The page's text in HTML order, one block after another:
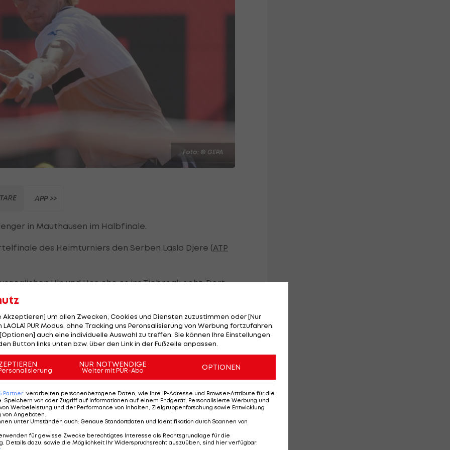
Foto: © GEPA
APP >>
in Mauthausen im Halbfinale.
des Heimturniers den Serben Laslo Djere (ATP
Hin und Her, ehe es ins Tiebreak geht. Dort
Nervenschlacht gibt dem ÖTV-Star scheinbar
Satz
in den zweiten Satz. Doch dem ehemaligen Top-
Re-Break.
Stand von 3:3 nimmt der ÖTV-Spieler dem Serben
daraufhin gebrochen und so holt sich Neumayer auch
Akzeptieren] um allen Zwecken, Cookies und Diensten zuzustimmen oder [Nur
PUR Modus, ohne Tracking uns Peronsalisierung von Werbung fortzufahren.
auch eine individuelle Auswahl zu treffen. Sie können Ihre Einstellungen
Button links unten bzw. über den Link in der Fußzeile anpassen.
NUR NOTWENDIGE
Weiter mit PUR-Abo OPTIONEN
Partner verarbeiten personenbezogene Daten, wie Ihre IP-Adresse und Browser-Attribute für die
: Speichern von oder Zugriff auf Informationen auf einem Endgerät; Personalisierte Werbung und
Werbeleistung und der Performance von Inhalten, Zielgruppenforschung sowie Entwicklung
von Angeboten.
unter Umständen auch: Genaue Standortdaten und Identifikation durch Scannen von
für gewisse Zwecke berechtigtes Interesse als Rechtsgrundlage für die
Details dazu, sowie die Möglichkeit Ihr Widerspruchsrecht auszuüben, sind hier verfügbar: